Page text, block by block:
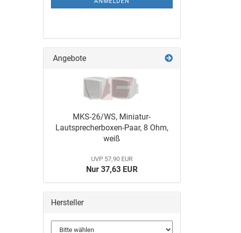
Angebote
MKS-26/WS, Miniatur-
Lautsprecherboxen-Paar, 8 Ohm,
weiß
UVP 57,90 EUR
Nur 37,63 EUR
Hersteller